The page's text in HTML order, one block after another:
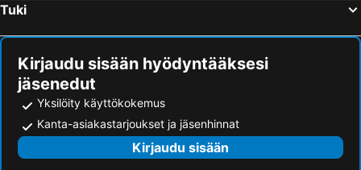
Tuki
Kirjaudu sisään hyödyntääksesi
jäsenedut
Yksilöity käyttökokemus
Kanta-asiakastarjoukset ja jäsenhinnat
Kirjaudu sisään